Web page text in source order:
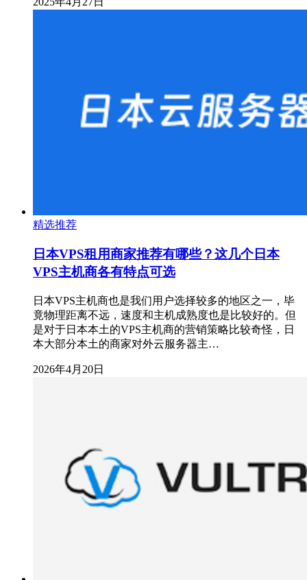
精选推荐
日本VPS租用商家推荐有哪些？这几个日本
VPS主机商各有特点可选
日本VPS主机商也是我们用户选择较多的地区之一，毕
竟物理距离不远，速度和主机成熟度也是比较好的。但
是对于日本本土的VPS主机商的营销策略比较奇怪，日
本大部分本土的商家对外云服务器主…
2026年4月20日